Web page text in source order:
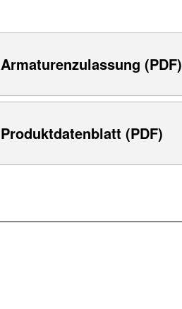
Armaturenzulassung (PDF)
Produktdatenblatt (PDF)